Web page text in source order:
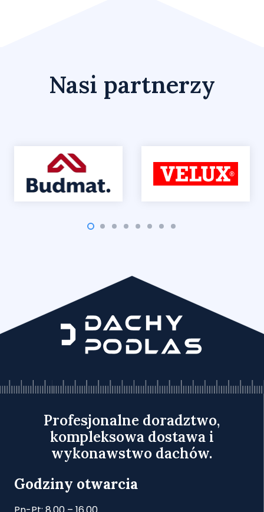
Nasi partnerzy
Profesjonalne doradztwo,
kompleksowa dostawa i
wykonawstwo dachów.
Godziny otwarcia